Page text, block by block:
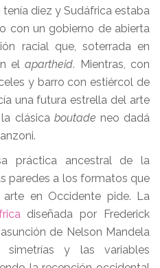
tenía diez y Sudáfrica estaba
con un gobierno de abierta
racial que, soterrada en
elapartheid. Mientras, con
y barro con estiércol de
una futura estrella del arte
clásica boutade neo dadá
práctica ancestral de la
paredes a los formatos que
arte en Occidente pide. La
diseñada por Frederick
de Nelson Mandela
simetrías y las variables